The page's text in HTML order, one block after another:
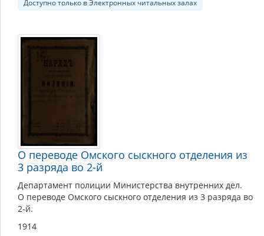
Доступно только в Электронных читальных залах
О переводе Омского сыскного отделения из
3 разряда во 2-й
Департамент полиции Министерства внутренних дел.
О переводе Омского сыскного отделения из 3 разряда во
2-й.
1914